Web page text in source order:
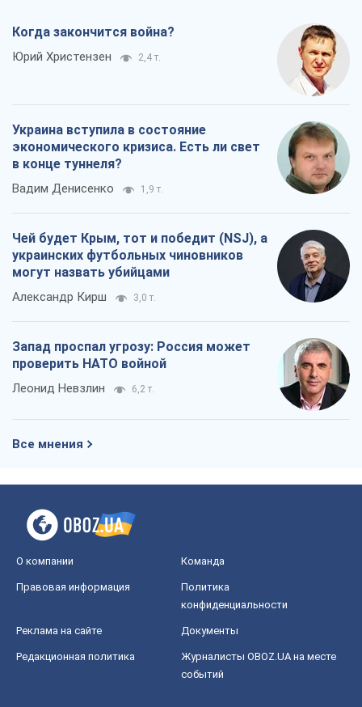
Когда закончится война?
Юрий Христензен 2,4 т.
Украина вступила в состояние
экономического кризиса. Есть ли свет
в конце туннеля?
Вадим Денисенко 1,9 т.
Чей будет Крым, тот и победит (NSJ), а
украинских футбольных чиновников
могут назвать убийцами
Александр Кирш 3,0 т.
Запад проспал угрозу: Россия может
проверить НАТО войной
Леонид Невзлин 6,2 т.
Все мнения
О компании Команда
Правовая информация
Политика
конфиденциальности
Реклама на сайте Документы
Редакционная политика
Журналисты OBOZ.UA на месте
событий